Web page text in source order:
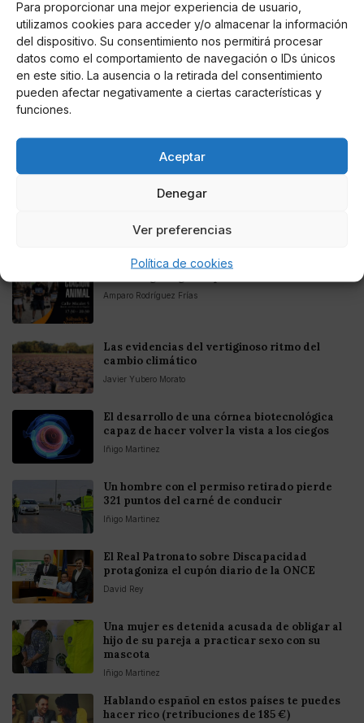
Para proporcionar una mejor experiencia de usuario,
utilizamos cookies para acceder y/o almacenar la información
del dispositivo. Su consentimiento nos permitirá procesar
datos como el comportamiento de navegación o IDs únicos
en este sitio. La ausencia o la retirada del consentimiento
pueden afectar negativamente a ciertas características y
funciones.
Aceptar
Denegar
Ver preferencias
Política de cookies
Entretenimiento
Fortnite regresa para iOS en la Unión
Europea
Te puede interesar
Javier Yubero Morato
Amparo Rodríguez Frías
Las evidencias del vertiginoso ritmo del
cambio climático
Javier Yubero Morato
El desarrollo de una córnea biotecnológica
capaz de hacer volver la vista a los ciegos
Iñigo Martinez
Un hombre con el permiso retirado pierde
321 puntos del carné de conducir
Iñigo Martinez
El Real Patronato sobre Discapacidad
protagoniza el cupón diario de la ONCE
David Rey
Una mujer es detenida acusada de obligar al
hijo de su pareja a practicar sexo con su
mascota
Iñigo Martinez
Hablando español en estos países te puedes
hacer rico (retribuciones de 185 €)